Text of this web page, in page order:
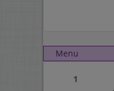
Menu
1